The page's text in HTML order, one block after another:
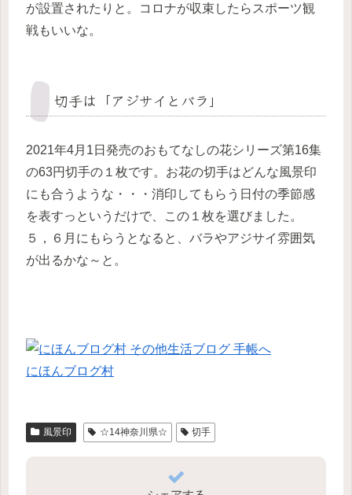
が設置されたりと。コロナが収束したらスポーツ観
戦もいいな。
切手は「アジサイとバラ」
2021年4月1日発売のおもてなしの花シリーズ第16集
の63円切手の１枚です。お花の切手はどんな風景印
にも合うような・・・消印してもらう日付の季節感
を表すっというだけで、この１枚を選びました。
５，６月にもらうとなると、バラやアジサイ雰囲気
が出るかな～と。
にほんブログ村
風景印 ☆14神奈川県☆ 切手